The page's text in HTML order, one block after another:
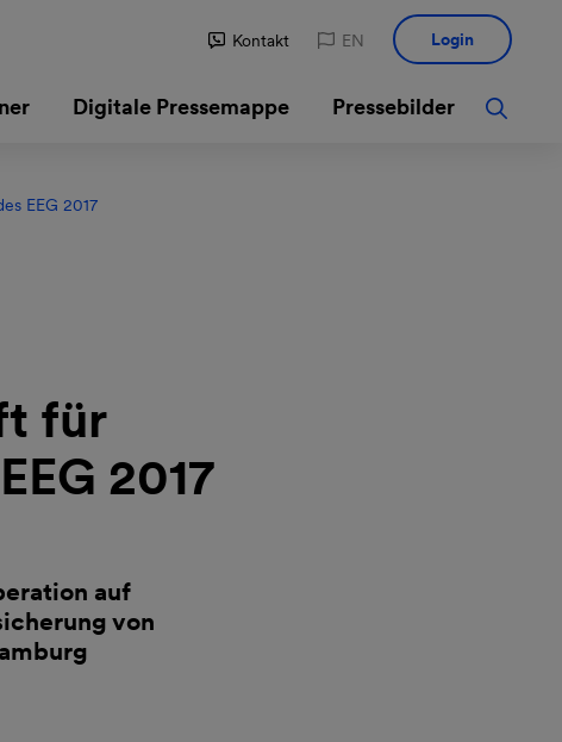
Kontakt EN Login
Digitale Pressemappe Pressebilder
EEG 2017
für
2017
auf
von